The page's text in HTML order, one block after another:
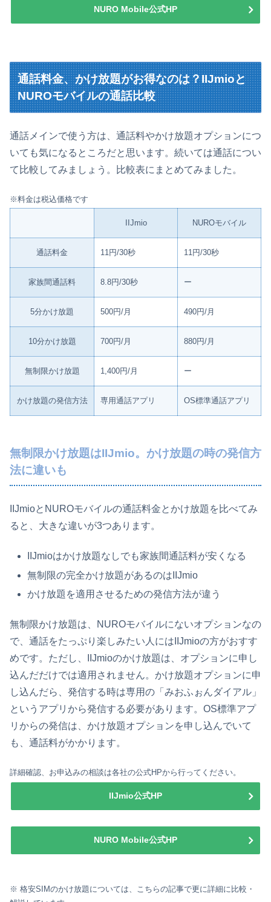
NURO Mobile公式HP
通話料金、かけ放題がお得なのは？IIJmioと
NUROモバイルの通話比較
通話メインで使う方は、通話料やかけ放題オプションにつ
いても気になるところだと思います。続いては通話につい
て比較してみましょう。比較表にまとめてみました。
※料金は税込価格です
IIJmio NUROモバイル
通話料金 11円/30秒 11円/30秒
家族間通話料 8.8円/30秒 ー
5分かけ放題 500円/月 490円/月
10分かけ放題 700円/月 880円/月
無制限かけ放題 1,400円/月 ー
かけ放題の発信方法 専用通話アプリ OS標準通話アプリ
無制限かけ放題はIIJmio。かけ放題の時の発信方
法に違いも
IIJmioとNUROモバイルの通話料金とかけ放題を比べてみ
ると、大きな違いが3つあります。
IIJmioはかけ放題なしでも家族間通話料が安くなる
無制限の完全かけ放題があるのはIIJmio
かけ放題を適用させるための発信方法が違う
無制限かけ放題は、NUROモバイルにないオプションなの
で、通話をたっぷり楽しみたい人にはIIJmioの方がおすす
めです。ただし、IIJmioのかけ放題は、オプションに申し
込んだだけでは適用されません。かけ放題オプションに申
し込んだら、発信する時は専用の「みおふぉんダイアル」
というアプリから発信する必要があります。OS標準アプ
リからの発信は、かけ放題オプションを申し込んでいて
も、通話料がかかります。
詳細確認、お申込みの相談は各社の公式HPから行ってください。
IIJmio公式HP
NURO Mobile公式HP
※ 格安SIMのかけ放題については、こちらの記事で更に詳細に比較・